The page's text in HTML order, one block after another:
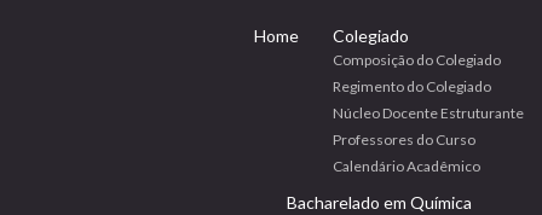
Home Colegiado
Composição do Colegiado
Regimento do Colegiado
Núcleo Docente Estruturante
Professores do Curso
Calendário Acadêmico
Bacharelado em Química